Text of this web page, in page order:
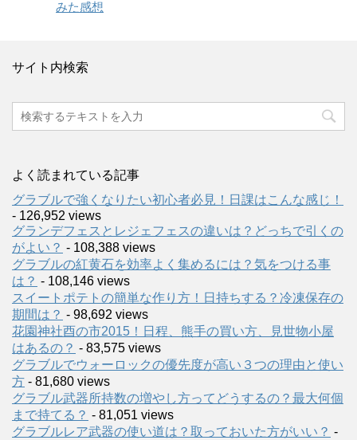
みた感想
サイト内検索
よく読まれている記事
グラブルで強くなりたい初心者必見！日課はこんな感じ！
- 126,952 views
グランデフェスとレジェフェスの違いは？どっちで引くの
がよい？ - 108,388 views
グラブルの紅黄石を効率よく集めるには？気をつける事
は？ - 108,146 views
スイートポテトの簡単な作り方！日持ちする？冷凍保存の
期間は？ - 98,692 views
花園神社酉の市2015！日程、熊手の買い方、見世物小屋
はあるの？ - 83,575 views
グラブルでウォーロックの優先度が高い３つの理由と使い
方 - 81,680 views
グラブル武器所持数の増やし方ってどうするの？最大何個
まで持てる？ - 81,051 views
グラブルレア武器の使い道は？取っておいた方がいい？ -